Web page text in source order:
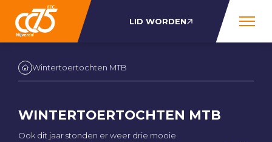
LID WORDEN
Wintertoertochten MTB
WINTERTOERTOCHTEN MTB
Ook dit jaar stonden er weer drie mooie